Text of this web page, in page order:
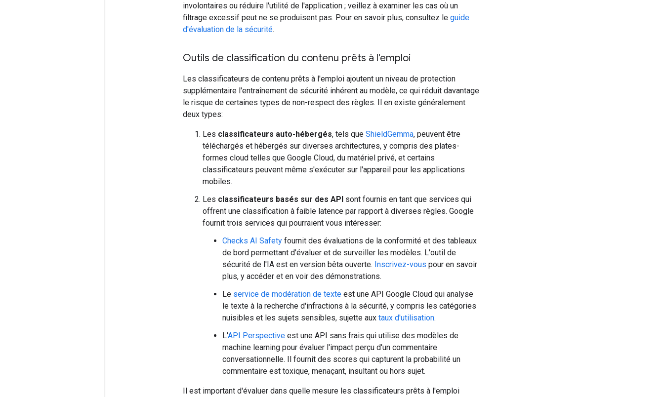
involontaires ou réduire l'utilité de l'application ; veillez à examiner les cas où un
filtrage excessif peut ne se produisent pas. Pour en savoir plus, consultez le guide
d'évaluation de la sécurité.
Outils de classification du contenu prêts à l'emploi
Les classificateurs de contenu prêts à l'emploi ajoutent un niveau de protection
supplémentaire l'entraînement de sécurité inhérent au modèle, ce qui réduit davantage
le risque de certaines types de non-respect des règles. Il en existe généralement
deux types:
Les classificateurs auto-hébergés, tels que ShieldGemma, peuvent être
téléchargés et hébergés sur diverses architectures, y compris des plates-
formes cloud telles que Google Cloud, du matériel privé, et certains
classificateurs peuvent même s'exécuter sur l'appareil pour les applications
mobiles.
Les classificateurs basés sur des API sont fournis en tant que services qui
offrent une classification à faible latence par rapport à diverses règles. Google
fournit trois services qui pourraient vous intéresser:
Checks AI Safety fournit des évaluations de la conformité et des tableaux
de bord permettant d'évaluer et de surveiller les modèles. L'outil de
sécurité de l'IA est en version bêta ouverte. Inscrivez-vous pour en savoir
plus, y accéder et en voir des démonstrations.
Le service de modération de texte est une API Google Cloud qui analyse
le texte à la recherche d'infractions à la sécurité, y compris les catégories
nuisibles et les sujets sensibles, sujette aux taux d'utilisation.
L'API Perspective est une API sans frais qui utilise des modèles de
machine learning pour évaluer l'impact perçu d'un commentaire
conversationnelle. Il fournit des scores qui capturent la probabilité un
commentaire est toxique, menaçant, insultant ou hors sujet.
Il est important d'évaluer dans quelle mesure les classificateurs prêts à l'emploi